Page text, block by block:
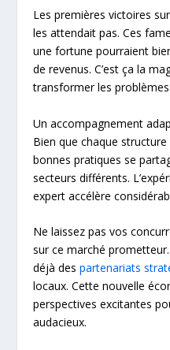
Les premières victoires
les attendait pas. Ces
une fortune pourraient
de revenus. C’est ça la
transformer les
Un accompagnement
Bien que chaque
bonnes pratiques se
secteurs différents.
expert accélère
Ne laissez pas vos
sur ce marché
déjà despartenariats
locaux. Cette nouvelle
perspectives excitantes
audacieux.